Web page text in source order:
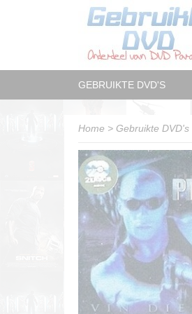
GEBRUIKTE DVD'S
Home > Gebruikte DVD's